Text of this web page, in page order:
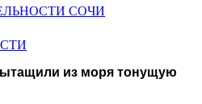
СОЧИ
из моря тонущую